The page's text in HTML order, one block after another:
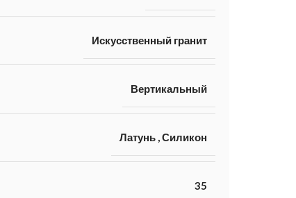
Искусственный гранит
Вертикальный
Латунь Силикон
35